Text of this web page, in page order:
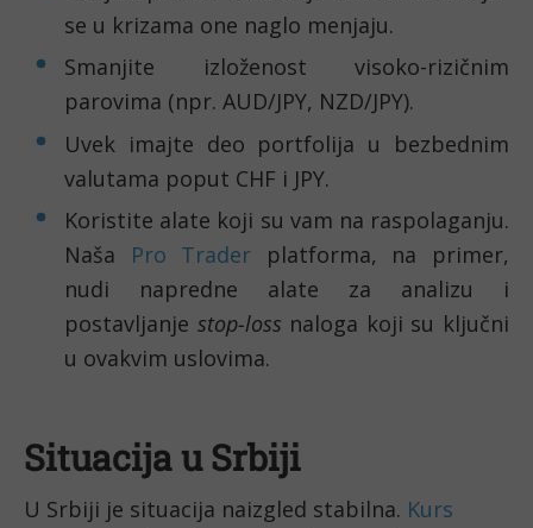
se u krizama one naglo menjaju.
Smanjite izloženost visoko-rizičnim
parovima (npr. AUD/JPY, NZD/JPY).
Uvek imajte deo portfolija u bezbednim
valutama poput CHF i JPY.
Koristite alate koji su vam na raspolaganju.
Naša Pro Trader platforma, na primer,
nudi napredne alate za analizu i
postavljanje stop-loss naloga koji su ključni
u ovakvim uslovima.
Situacija u Srbiji
U Srbiji je situacija naizgled stabilna. Kurs